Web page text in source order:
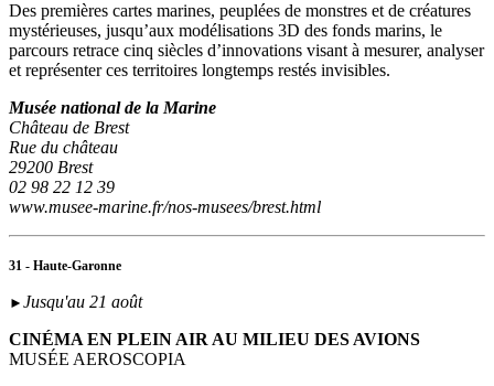
Des premières cartes marines, peuplées de monstres et de créatures
mystérieuses, jusqu’aux modélisations 3D des fonds marins, le
parcours retrace cinq siècles d’innovations visant à mesurer, analyser
et représenter ces territoires longtemps restés invisibles.
Musée national de la Marine
Château de Brest
Rue du château
29200 Brest
02 98 22 12 39
www.musee-marine.fr/nos-musees/brest.html
31 - Haute-Garonne
► Jusqu'au 21 août
CINÉMA EN PLEIN AIR AU MILIEU DES AVIONS
MUSÉE AEROSCOPIA